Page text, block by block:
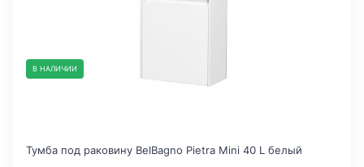
В НАЛИЧИИ
Тумба под раковину BelBagno Pietra Mini 40 L белый